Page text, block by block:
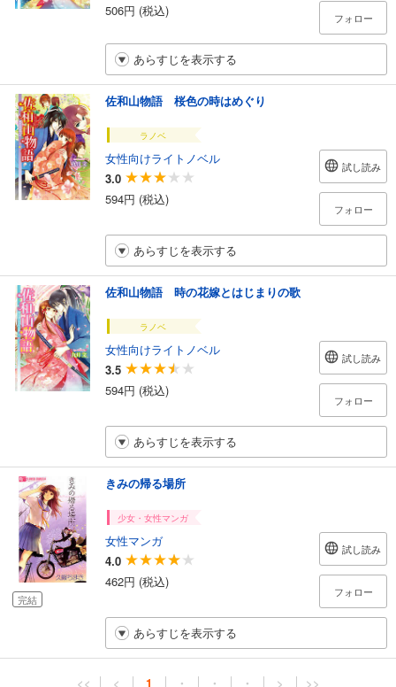
506円 (税込)
フォロー
あらすじを表示する
佐和山物語 桜色の時はめぐり
ラノベ
女性向けライトノベル
3.0
594円 (税込)
試し読み
フォロー
あらすじを表示する
佐和山物語 時の花嫁とはじまりの歌
ラノベ
女性向けライトノベル
3.5
594円 (税込)
試し読み
フォロー
あらすじを表示する
完結
きみの帰る場所
少女・女性マンガ
女性マンガ
4.0
462円 (税込)
試し読み
フォロー
あらすじを表示する
<< < 1 ・ ・ ・ > >>